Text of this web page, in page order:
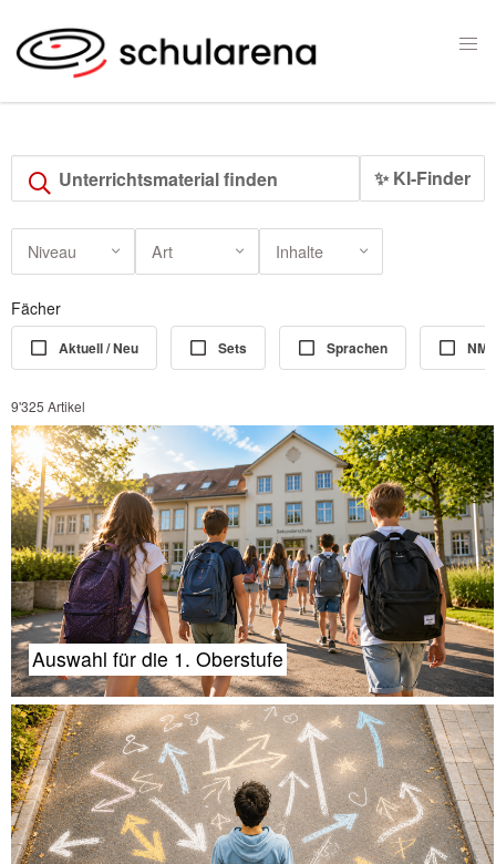
✨ KI-Finder
Niveau Art Inhalte
Fächer
Aktuell / Neu Sets Sprachen
9'325 Artikel
Auswahl für die 1. Oberstufe